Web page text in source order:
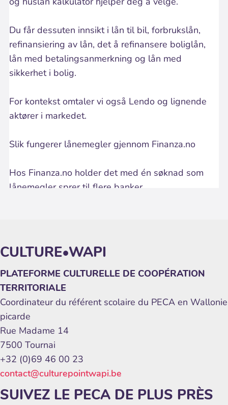
CULTURE•WAPI
PLATEFORME CULTURELLE DE COOPÉRATION
TERRITORIALE
Coordinateur du référent scolaire du PECA en Wallonie
picarde
Rue Madame 14
7500 Tournai
+32 (0)69 46 00 23
contact@culturepointwapi.be
SUIVEZ LE PECA DE PLUS PRÈS